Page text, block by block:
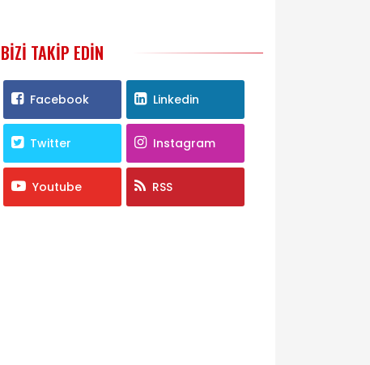
BIZI TAKIP EDIN
Facebook Linkedin
Twitter Instagram
Youtube RSS